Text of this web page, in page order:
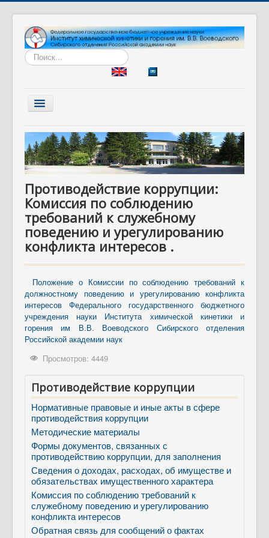
Искать...
Включить/
выключить
Главная
Институт
Наука
Образование
Диссертационный совет
Разработки
Вакансии
Противодействие коррупции
Противодействие коррупции:
Комиссия по соблюдению
требований к служебному
поведению и урегулированию
конфликта интересов .
Положение о Комиссии по соблюдению требований к
должностному поведению и урегулированию конфликта
интересов Федерального государственного бюджетного
учреждения науки Института химической кинетики и
горения им В.В. Воеводского Сибирского отделения
Российской академии наук
Просмотров: 4449
Противодействие коррупции
Нормативные правовые и иные акты в сфере
противодействия коррупции
Методические материалы
Формы документов, связанных с
противодействию коррупции, для заполнения
Сведения о доходах, расходах, об имуществе и
обязательствах имущественного характера
Комиссия по соблюдению требований к
служебному поведению и урегулированию
конфликта интересов
Обратная связь для сообщений о фактах